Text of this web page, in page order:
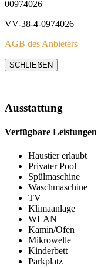
00974026
VV-38-4-0974026
AGB des Anbieters
SCHLIEẞEN
Ausstattung
Verfügbare Leistungen
Haustier erlaubt
Privater Pool
Spülmaschine
Waschmaschine
TV
Klimaanlage
WLAN
Kamin/Ofen
Mikrowelle
Kinderbett
Parkplatz